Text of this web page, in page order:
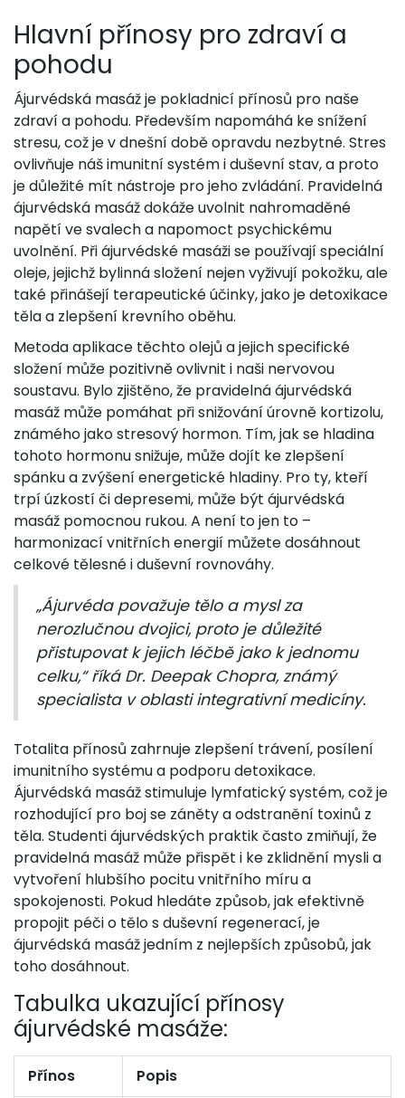
Hlavní přínosy pro zdraví a
pohodu
Ájurvédská masáž je pokladnicí přínosů pro naše
zdraví a pohodu. Především napomáhá ke snížení
stresu, což je v dnešní době opravdu nezbytné. Stres
ovlivňuje náš imunitní systém i duševní stav, a proto
je důležité mít nástroje pro jeho zvládání. Pravidelná
ájurvédská masáž dokáže uvolnit nahromaděné
napětí ve svalech a napomoct psychickému
uvolnění. Při ájurvédské masáži se používají speciální
oleje, jejichž bylinná složení nejen vyživují pokožku, ale
také přinášejí terapeutické účinky, jako je detoxikace
těla a zlepšení krevního oběhu.
Metoda aplikace těchto olejů a jejich specifické
složení může pozitivně ovlivnit i naši nervovou
soustavu. Bylo zjištěno, že pravidelná ájurvédská
masáž může pomáhat při snižování úrovně kortizolu,
známého jako stresový hormon. Tím, jak se hladina
tohoto hormonu snižuje, může dojít ke zlepšení
spánku a zvýšení energetické hladiny. Pro ty, kteří
trpí úzkostí či depresemi, může být ájurvédská
masáž pomocnou rukou. A není to jen to –
harmonizací vnitřních energií můžete dosáhnout
celkové tělesné i duševní rovnováhy.
„Ájurvéda považuje tělo a mysl za
nerozlučnou dvojici, proto je důležité
přistupovat k jejich léčbě jako k jednomu
celku,“ říká Dr. Deepak Chopra, známý
specialista v oblasti integrativní medicíny.
Totalita přínosů zahrnuje zlepšení trávení, posílení
imunitního systému a podporu detoxikace.
Ájurvédská masáž stimuluje lymfatický systém, což je
rozhodující pro boj se záněty a odstranění toxinů z
těla. Studenti ájurvédských praktik často zmiňují, že
pravidelná masáž může přispět i ke zklidnění mysli a
vytvoření hlubšího pocitu vnitřního míru a
spokojenosti. Pokud hledáte způsob, jak efektivně
propojit péči o tělo s duševní regenerací, je
ájurvédská masáž jedním z nejlepších způsobů, jak
toho dosáhnout.
Tabulka ukazující přínosy
ájurvédské masáže:
Přínos
Popis